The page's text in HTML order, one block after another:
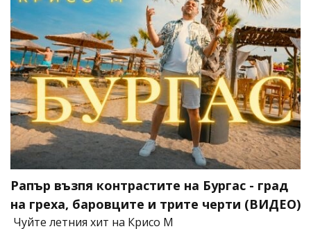
Рапър възпя контрастите на Бургас - град
на греха, баровците и трите черти (ВИДЕО)
Чуйте летния хит на Крисо М